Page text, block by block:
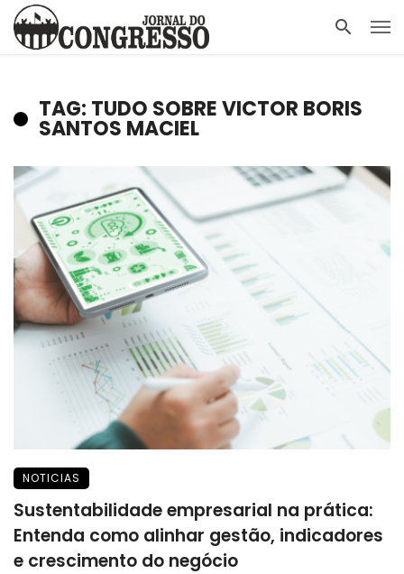
TAG: TUDO SOBRE VICTOR BORIS
SANTOS MACIEL
NOTICIAS
Sustentabilidade empresarial na prática:
Entenda como alinhar gestão, indicadores
e crescimento do negócio